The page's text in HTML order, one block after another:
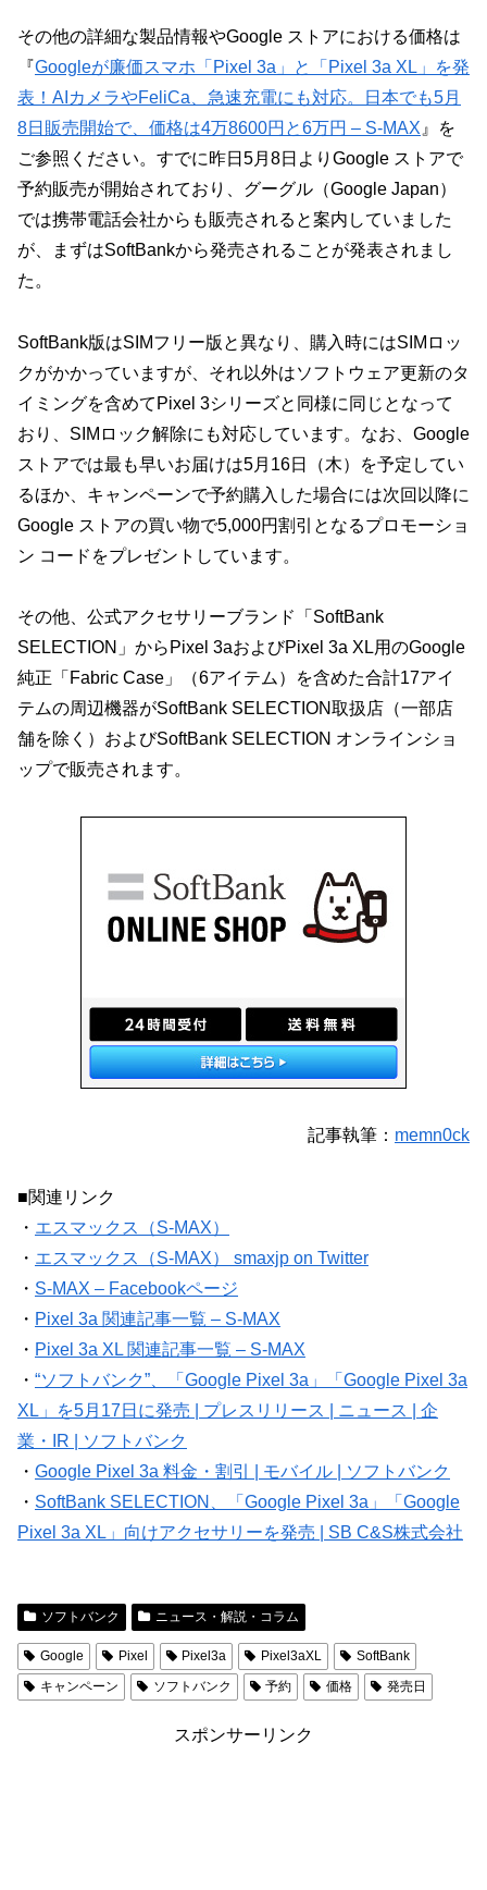
その他の詳細な製品情報やGoogle ストアにおける価格は
『Googleが廉価スマホ「Pixel 3a」と「Pixel 3a XL」を発
表！AIカメラやFeliCa、急速充電にも対応。日本でも5月
8日販売開始で、価格は4万8600円と6万円 – S-MAX 』を
ご参照ください。すでに昨日5月8日よりGoogle ストアで
予約販売が開始されており、グーグル（Google Japan）
では携帯電話会社からも販売されると案内していました
が、まずはSoftBankから発売されることが発表されまし
た。
SoftBank版はSIMフリー版と異なり、購入時にはSIMロッ
クがかかっていますが、それ以外はソフトウェア更新のタ
イミングを含めてPixel 3シリーズと同様に同じとなって
おり、SIMロック解除にも対応しています。なお、Google
ストアでは最も早いお届けは5月16日（木）を予定してい
るほか、キャンペーンで予約購入した場合には次回以降に
Google ストアの買い物で5,000円割引となるプロモーショ
ン コードをプレゼントしています。
その他、公式アクセサリーブランド「SoftBank
SELECTION」からPixel 3aおよびPixel 3a XL用のGoogle
純正「Fabric Case」（6アイテム）を含めた合計17アイ
テムの周辺機器がSoftBank SELECTION取扱店（一部店
舗を除く）およびSoftBank SELECTION オンラインショ
ップで販売されます。
記事執筆： memn0ck
■関連リンク
・ エスマックス（S-MAX）
・ エスマックス（S-MAX） smaxjp on Twitter
・ S-MAX – Facebookページ
・ Pixel 3a 関連記事一覧 – S-MAX
・ Pixel 3a XL 関連記事一覧 – S-MAX
・ “ソフトバンク”、「Google Pixel 3a」「Google Pixel 3a
XL」を5月17日に発売 | プレスリリース | ニュース | 企
業・IR | ソフトバンク
・ Google Pixel 3a 料金・割引 | モバイル | ソフトバンク
・ SoftBank SELECTION、「Google Pixel 3a」「Google
Pixel 3a XL」向けアクセサリーを発売 | SB C&S株式会社
ソフトバンク ニュース・解説・コラム
Google Pixel Pixel3a Pixel3aXL
SoftBank
キャンペーン
ソフトバンク 予約 価格 発売日
スポンサーリンク